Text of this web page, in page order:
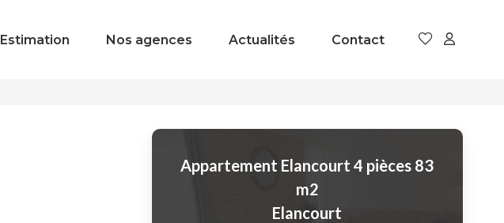
Estimation Nos agences Actualités Contact
Appartement Elancourt 4 pièces 83
m2
Elancourt